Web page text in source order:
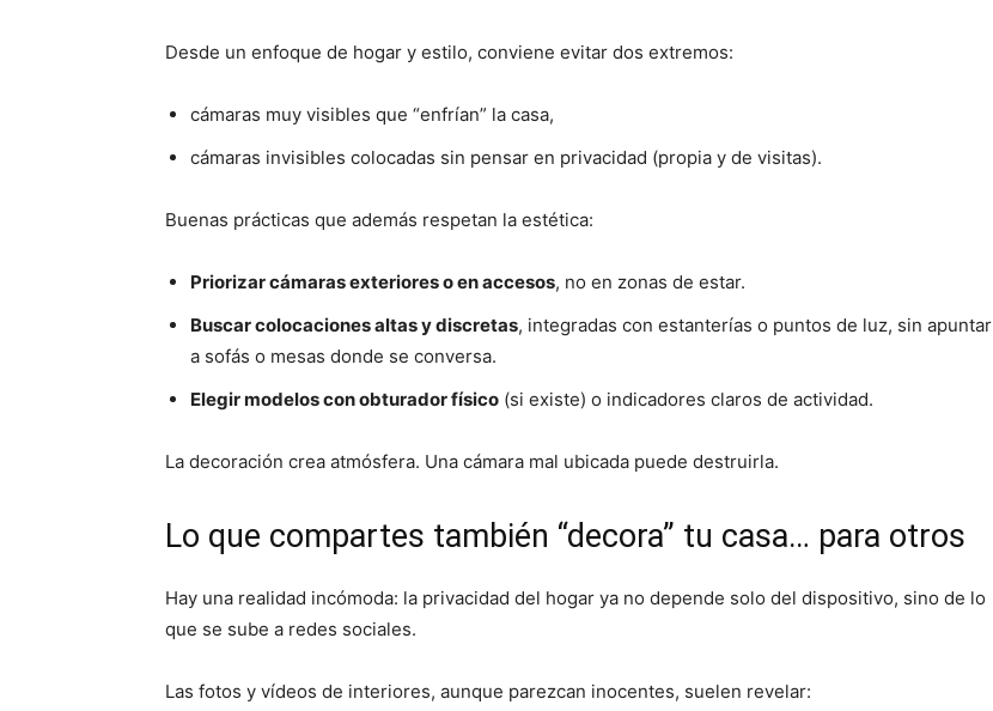
Desde un enfoque de hogar y estilo, conviene evitar dos extremos:
cámaras muy visibles que “enfrían” la casa,
cámaras invisibles colocadas sin pensar en privacidad (propia y de visitas).
Buenas prácticas que además respetan la estética:
Priorizar cámaras exteriores o en accesos, no en zonas de estar.
Buscar colocaciones altas y discretas, integradas con estanterías o puntos de luz, sin apuntar
a sofás o mesas donde se conversa.
Elegir modelos con obturador físico (si existe) o indicadores claros de actividad.
La decoración crea atmósfera. Una cámara mal ubicada puede destruirla.
Lo que compartes también “decora” tu casa… para otros
Hay una realidad incómoda: la privacidad del hogar ya no depende solo del dispositivo, sino de lo
que se sube a redes sociales.
Las fotos y vídeos de interiores, aunque parezcan inocentes, suelen revelar: